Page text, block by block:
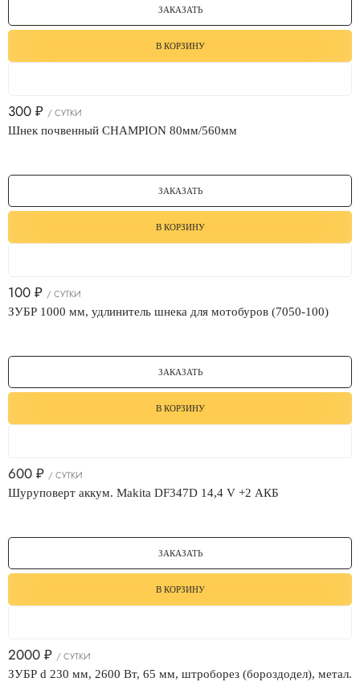
ЗАКАЗАТЬ
В КОРЗИНУ
300 ₽ / СУТКИ
Шнек почвенный CHAMPION 80мм/560мм
ЗАКАЗАТЬ
В КОРЗИНУ
100 ₽ / СУТКИ
ЗУБР 1000 мм, удлинитель шнека для мотобуров (7050-100)
ЗАКАЗАТЬ
В КОРЗИНУ
600 ₽ / СУТКИ
Шуруповерт аккум. Makita DF347D 14,4 V +2 АКБ
ЗАКАЗАТЬ
В КОРЗИНУ
2000 ₽ / СУТКИ
ЗУБР d 230 мм, 2600 Вт, 65 мм, штроборез (бороздодел), метал.